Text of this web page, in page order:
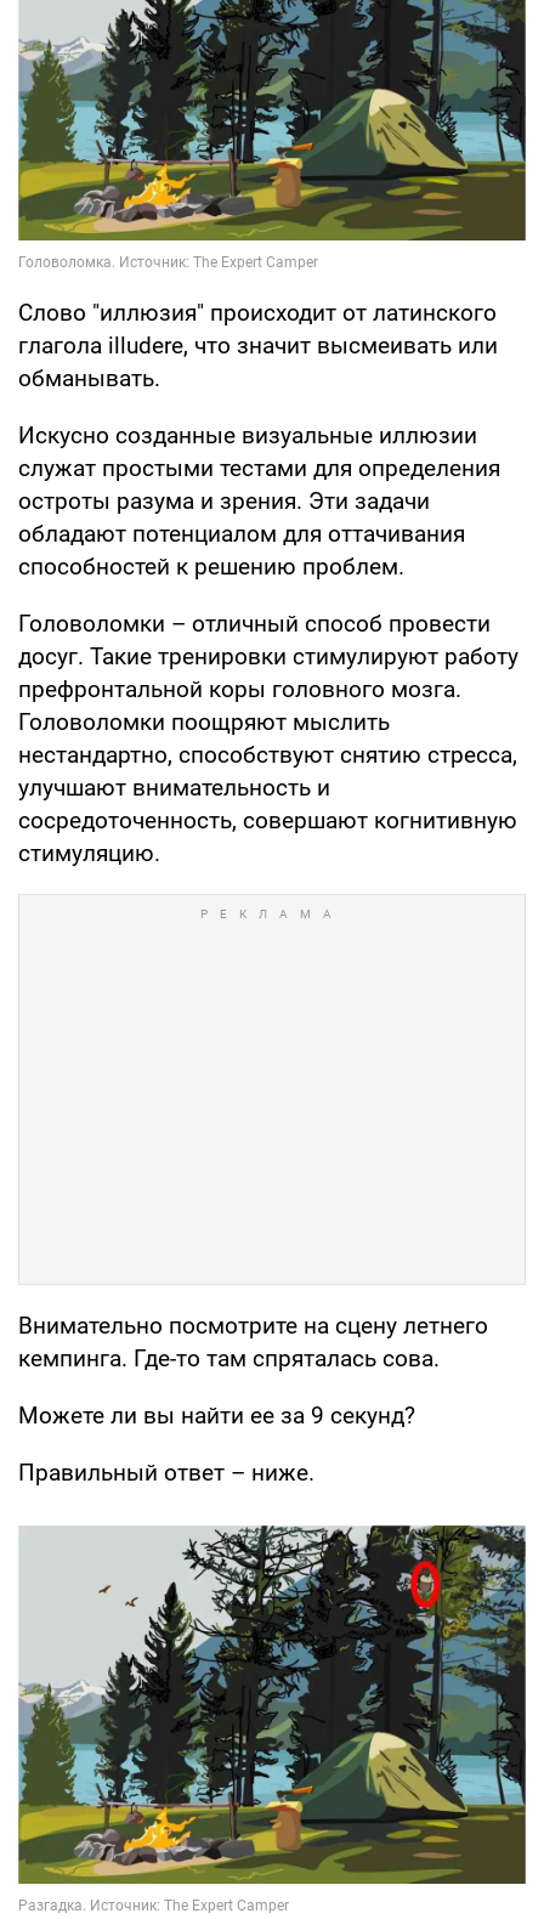
Слово "иллюзия" происходит от латинского
глагола illudere, что значит высмеивать или
обманывать.
Искусно созданные визуальные иллюзии
служат простыми тестами для определения
остроты разума и зрения. Эти задачи
обладают потенциалом для оттачивания
способностей к решению проблем.
Головоломки – отличный способ провести
досуг. Такие тренировки стимулируют работу
префронтальной коры головного мозга.
Головоломки поощряют мыслить
нестандартно, способствуют снятию стресса,
улучшают внимательность и
сосредоточенность, совершают когнитивную
стимуляцию.
Внимательно посмотрите на сцену летнего
кемпинга. Где-то там спряталась сова.
Можете ли вы найти ее за 9 секунд?
Правильный ответ – ниже.